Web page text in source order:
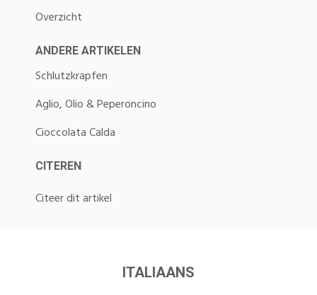
Overzicht
ANDERE ARTIKELEN
Schlutzkrapfen
Aglio, Olio & Peperoncino
Cioccolata Calda
CITEREN
Citeer dit artikel
ITALIAANS